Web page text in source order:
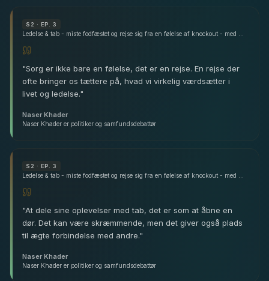
S 2 · EP. 3
"Sorg er ikke bare en følelse, det er en rejse. En rejse der
ofte bringer os tættere på, hvad vi virkelig værdsætter i
livet og ledelse."
Naser Khader
Naser Khader er politiker og samfundsdebattør
S 2 · EP. 3
"At dele sine oplevelser med tab, det er som at åbne en
dør. Det kan være skræmmende, men det giver også plads
til ægte forbindelse med andre."
Naser Khader
Naser Khader er politiker og samfundsdebattør